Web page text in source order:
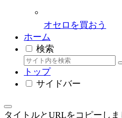
オセロを買おう
ホーム
検索
トップ
サイドバー
タイトルとURLをコピーしま